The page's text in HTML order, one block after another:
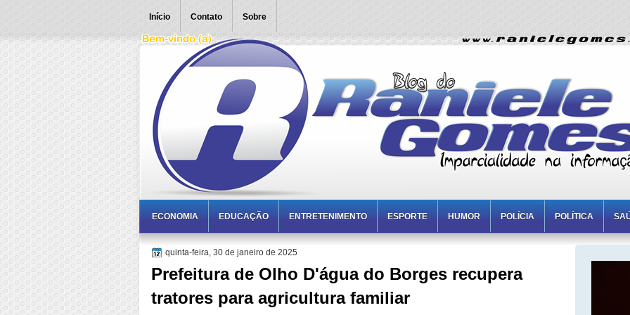
Início Contato Sobre
ECONOMIA EDUCAÇÃO ENTRETENIMENTO ESPORTE HUMOR POLÍCIA POLÍTICA
quinta-feira, 30 de janeiro de 2025
Prefeitura de Olho D'água do Borges recupera
tratores para agricultura familiar